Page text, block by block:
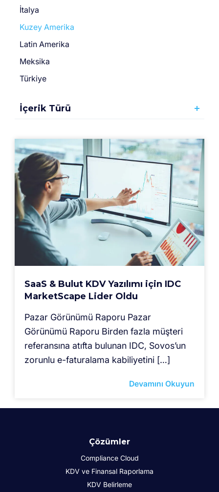
İtalya
Kuzey Amerika
Latin Amerika
Meksika
Türkiye
İçerik Türü
SaaS & Bulut KDV Yazılımı için IDC
MarketScape Lider Oldu
Pazar Görünümü Raporu Pazar
Görünümü Raporu Birden fazla müşteri
referansına atıfta bulunan IDC, Sovos’un
zorunlu e-faturalama kabiliyetini […]
Devamını Okuyun
Çözümler
Compliance Cloud
KDV ve Finansal Raporlama
KDV Belirleme